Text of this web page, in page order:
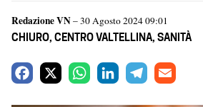
Redazione VN– 30 Agosto 2024 09:01
CHIURO, CENTRO VALTELLINA, SANITÀ